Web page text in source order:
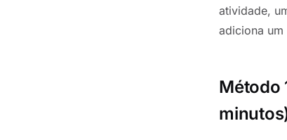
atividade,
adiciona
Método